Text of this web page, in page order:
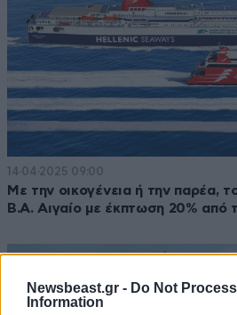
Newsbeast.gr - Do Not
Information
14·04·2025 09:00
Με την οικογένεια ή την παρέα,
Β.Α. Αιγαίο με έκπτωση 20% από